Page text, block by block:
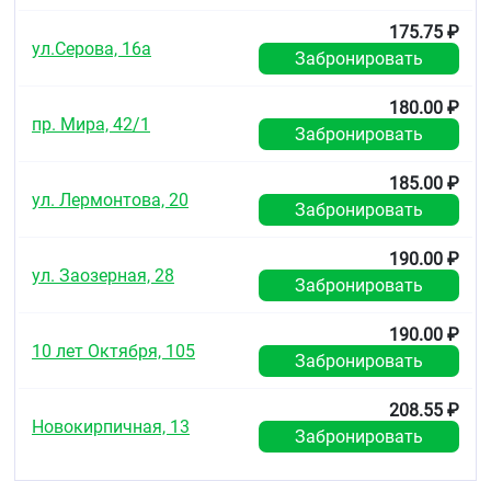
ул.Серова, 16а
175.75 ₽
Забронировать
пр. Мира, 42/1
180.00 ₽
Забронировать
ул. Лермонтова, 20
185.00 ₽
Забронировать
ул. Заозерная, 28
190.00 ₽
Забронировать
10 лет Октября, 105
190.00 ₽
Забронировать
Новокирпичная, 13
208.55 ₽
Забронировать